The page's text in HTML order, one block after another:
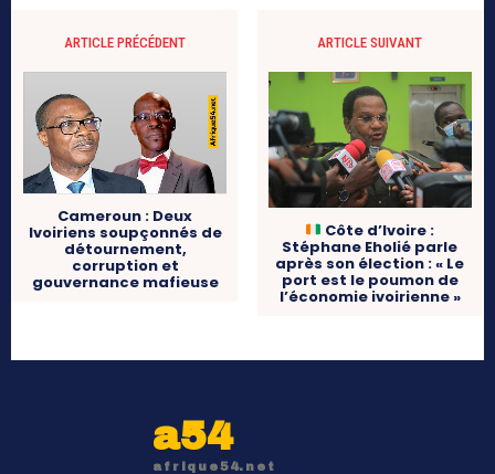
ARTICLE PRÉCÉDENT
Cameroun : Deux
Ivoiriens soupçonnés de
détournement,
corruption et
gouvernance mafieuse
ARTICLE SUIVANT
Côte d’Ivoire :
Stéphane Eholié parle
après son élection : « Le
port est le poumon de
l’économie ivoirienne »
a54
afrique54.net